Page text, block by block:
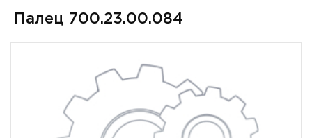
Палец 700.23.00.084